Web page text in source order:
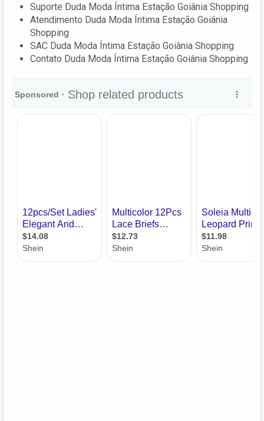
Suporte Duda Moda Íntima Estação Goiânia Shopping
Atendimento Duda Moda Íntima Estação Goiânia
Shopping
SAC Duda Moda Íntima Estação Goiânia Shopping
Contato Duda Moda Íntima Estação Goiânia Shopping